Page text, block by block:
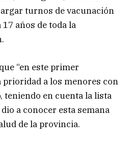
turnos de vacunación
años de toda la
“en este primer
prioridad a los menores con
teniendo en cuenta la lista
a conocer esta semana
de la provincia.